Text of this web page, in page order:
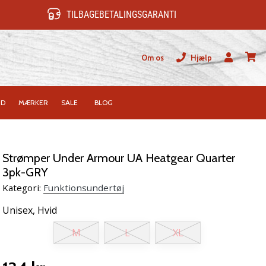
TILBAGEBETALINGSGARANTI
Om os
Hjælp
Bruger
MÆRKER SALE BLOG
Strømper Under Armour UA Heatgear Quarter
3pk-GRY
Kategori: Funktionsundertøj
Unisex, Hvid
M
L XL